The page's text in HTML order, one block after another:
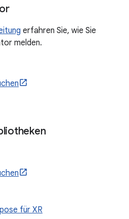
erfahren Sie, wie Sie
melden.
für XR